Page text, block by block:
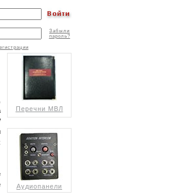
Забыли
пароль?
Перечни МВЛ
Аудиопанели